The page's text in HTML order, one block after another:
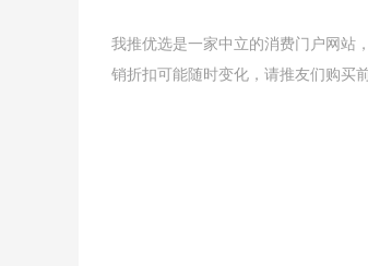
我推优选是一家中立的消费门户网站
销折扣可能随时变化，请推友们购买